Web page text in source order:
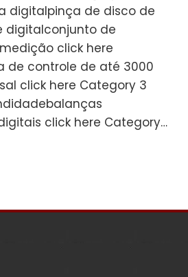
digitalpinça de disco de
digitalconjunto de
click here
de controle de até 3000
click here Category 3
click here Category…